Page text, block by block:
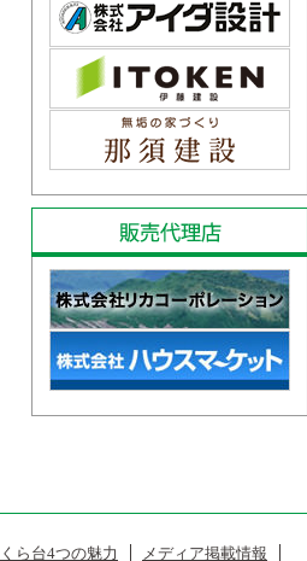
ら台4つの魅力 メディア掲載情報